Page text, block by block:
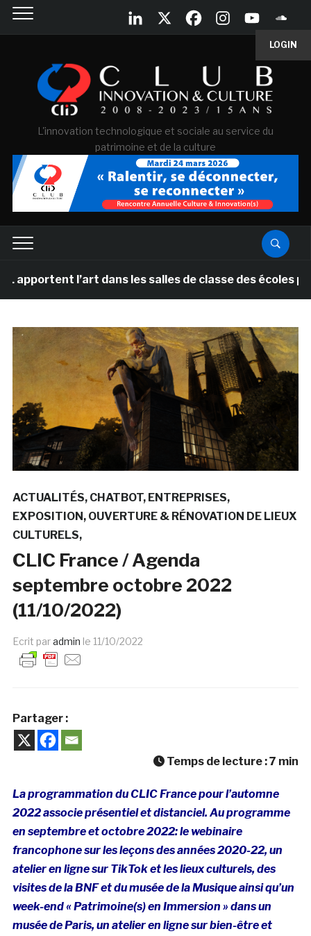
LOGIN
L'innovation technologique et sociale au service du
patrimoine et de la culture
l’art dans les salles de classe des écoles primaires
ACTUALITÉS CHATBOT ENTREPRISES
EXPOSITION OUVERTURE & RÉNOVATION DE LIEUX
CULTURELS
CLIC France / Agenda
septembre octobre 2022
(11/10/2022)
Ecrit paradmin le 11/10/2022
Partager :
Temps de lecture :7 min
La programmation du CLIC France pour l’automne
2022 associe présentiel et distanciel. Au programme
en septembre et octobre 2022: le webinaire
francophone sur les leçons des années 2020-22, un
atelier en ligne sur TikTok et les lieux culturels, des
visites de la BNF et du musée de la Musique ainsi qu’un
week-end « Patrimoine(s) en Immersion » dans un
musée de Paris, un atelier en ligne sur bien-être et